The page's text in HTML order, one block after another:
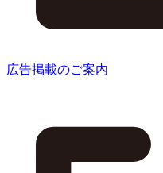
広告掲載のご案内